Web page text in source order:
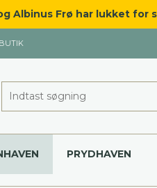
Albinus Frø har lukket for
PRYDHAVEN